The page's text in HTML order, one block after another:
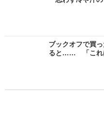
ブックオフで買
ると…… 「これ